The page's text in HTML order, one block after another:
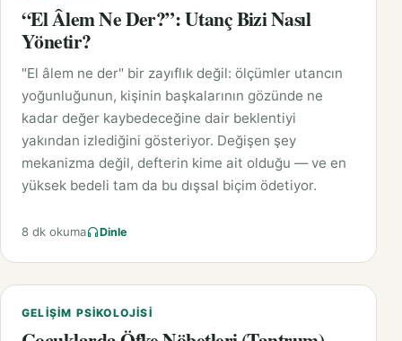
“El Âlem Ne Der?”: Utanç Bizi Nasıl
Yönetir?
"El âlem ne der" bir zayıflık değil: ölçümler utancın
yoğunluğunun, kişinin başkalarının gözünde ne
kadar değer kaybedeceğine dair beklentiyi
yakından izlediğini gösteriyor. Değişen şey
mekanizma değil, defterin kime ait olduğu — ve en
yüksek bedeli tam da bu dışsal biçim ödetiyor.
8 dk okuma Dinle
GELIŞIM PSIKOLOJISI